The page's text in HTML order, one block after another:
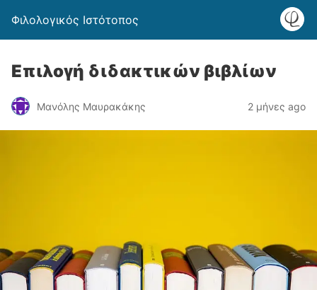
Φιλολογικός Ιστότοπος
Επιλογή διδακτικών βιβλίων
Μανόλης Μαυρακάκης 2 μήνες ago